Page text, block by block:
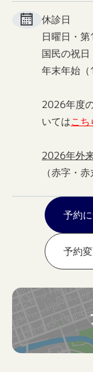
休診日
日曜日・
国民の祝日
年末年始
2026年度
いてはこち
2026年外
（赤字・
予約
予約